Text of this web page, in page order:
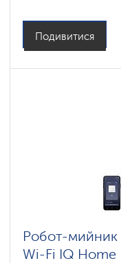
Подивитися
Робот-мийник
Wi-Fi IQ Home